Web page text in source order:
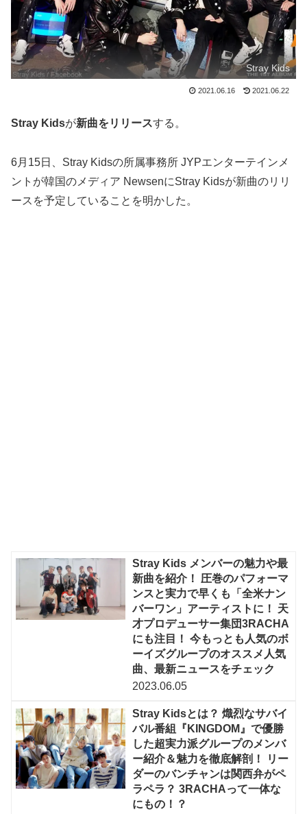
Stray Kids
2021.06.16 2021.06.22
Stray Kidsが新曲をリリースする。
6月15日、Stray Kidsの所属事務所 JYPエンターテインメ
ントが韓国のメディア NewsenにStray Kidsが新曲のリリ
ースを予定していることを明かした。
Stray Kids メンバーの魅力や最
新曲を紹介！ 圧巻のパフォーマ
ンスと実力で早くも「全米ナン
バーワン」アーティストに！ 天
才プロデューサー集団3RACHA
にも注目！ 今もっとも人気のボ
ーイズグループのオススメ人気
曲、最新ニュースをチェック
2023.06.05
Stray Kidsとは？ 熾烈なサバイ
バル番組『KINGDOM』で優勝
した超実力派グループのメンバ
ー紹介＆魅力を徹底解剖！ リー
ダーのバンチャンは関西弁がペ
ラペラ？ 3RACHAって一体な
にもの！？